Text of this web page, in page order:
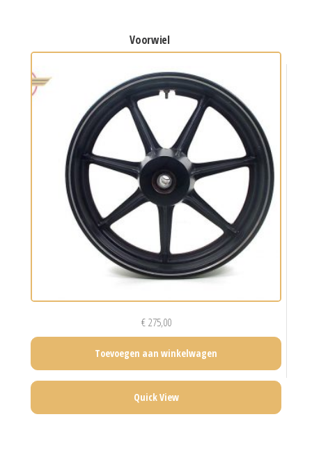
voorwiel
€275,00
Toevoegen aan winkelwagen
Quick View